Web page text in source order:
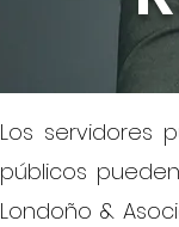
Los servidores
públicos
Londoño &